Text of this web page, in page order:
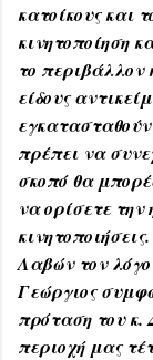
κατοίκους και
κινητοποίηση
το περιβάλλον
είδους
πρέπει να
σκοπό θα
να ορίσετε την
κινητοποιήσεις.
Λαβών τον
Γεώργιος
πρόταση του κ.
περιοχή μας